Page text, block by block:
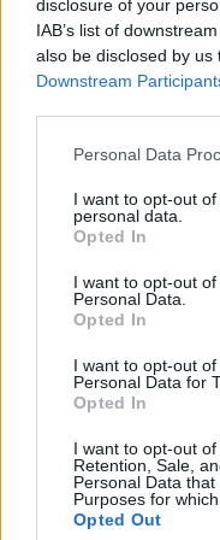
disclosure of your
IAB’s list of
also be disclosed by
Downstream
Personal Data
I want to opt-out
personal data.
Opted In
I want to opt-out
Personal Data.
Opted In
I want to opt-out
Personal Data for
Opted In
I want to opt-out of
Retention, Sale,
Personal Data
Purposes for
Opted Out
Μουσική
στρατηγική της
εντροπία